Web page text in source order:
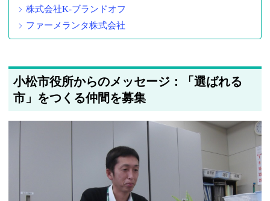
株式会社K-ブランドオフ
ファーメランタ株式会社
小松市役所からのメッセージ：「選ばれる
市」をつくる仲間を募集